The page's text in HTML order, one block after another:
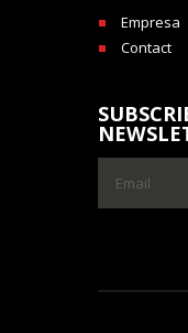
Empresa
Contact